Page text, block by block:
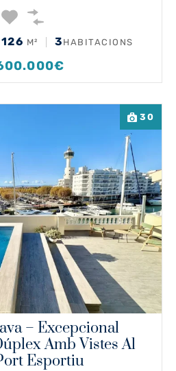
126 M² 3 HABITACIONS
30
– Excepcional
Amb Vistes Al
Esportiu